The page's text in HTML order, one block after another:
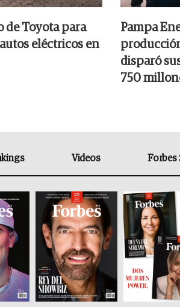
de Toyota para
eléctricos en
Pampa
disparó
750
Videos Forbes